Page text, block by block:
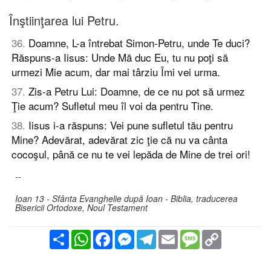
Înştiinţarea lui Petru.
36. Doamne, L-a întrebat Simon-Petru, unde Te duci?
Răspuns-a Iisus: Unde Mă duc Eu, tu nu poţi să
urmezi Mie acum, dar mai târziu Îmi vei urma.
37. Zis-a Petru Lui: Doamne, de ce nu pot să urmez
Ţie acum? Sufletul meu îl voi da pentru Tine.
38. Iisus i-a răspuns: Vei pune sufletul tău pentru
Mine? Adevărat, adevărat zic ţie că nu va cânta
cocoşul, până ce nu te vei lepăda de Mine de trei ori!
--
Ioan 13 - Sfânta Evanghelie după Ioan - Biblia, traducerea
Bisericii Ortodoxe, Noul Testament
PartajareWhatsAppFacebookMessengerTelegram
Email Message